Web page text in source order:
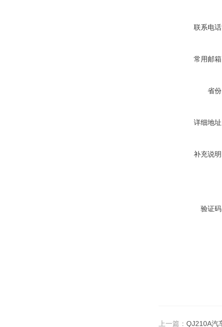
联系电
常用邮
省
详细地
补充说
验证
上一篇： QJ210A汽